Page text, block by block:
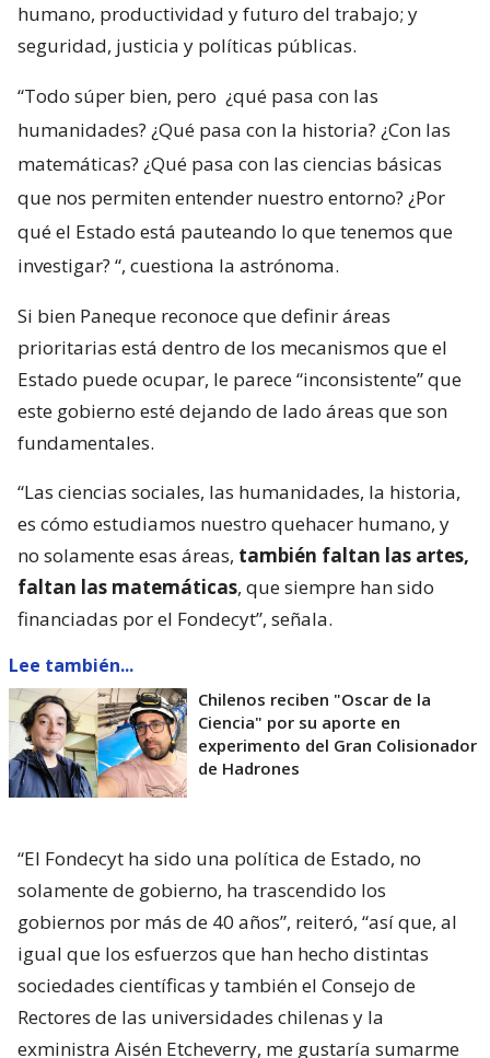
humano, productividad y futuro del trabajo; y
seguridad, justicia y políticas públicas.
“Todo súper bien, pero ¿qué pasa con las
humanidades? ¿Qué pasa con la historia? ¿Con las
matemáticas? ¿Qué pasa con las ciencias básicas
que nos permiten entender nuestro entorno? ¿Por
qué el Estado está pauteando lo que tenemos que
investigar? “, cuestiona la astrónoma.
Si bien Paneque reconoce que definir áreas
prioritarias está dentro de los mecanismos que el
Estado puede ocupar, le parece “inconsistente” que
este gobierno esté dejando de lado áreas que son
fundamentales.
“Las ciencias sociales, las humanidades, la historia,
es cómo estudiamos nuestro quehacer humano, y
no solamente esas áreas, también faltan las artes,
faltan las matemáticas, que siempre han sido
financiadas por el Fondecyt”, señala.
Lee también...
Chilenos reciben "Oscar de la
Ciencia" por su aporte en
experimento del Gran Colisionador
de Hadrones
“El Fondecyt ha sido una política de Estado, no
solamente de gobierno, ha trascendido los
gobiernos por más de 40 años”, reiteró, “así que, al
igual que los esfuerzos que han hecho distintas
sociedades científicas y también el Consejo de
Rectores de las universidades chilenas y la
exministra Aisén Etcheverry, me gustaría sumarme